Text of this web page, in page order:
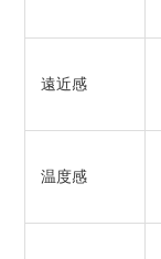
遠近感
温度感